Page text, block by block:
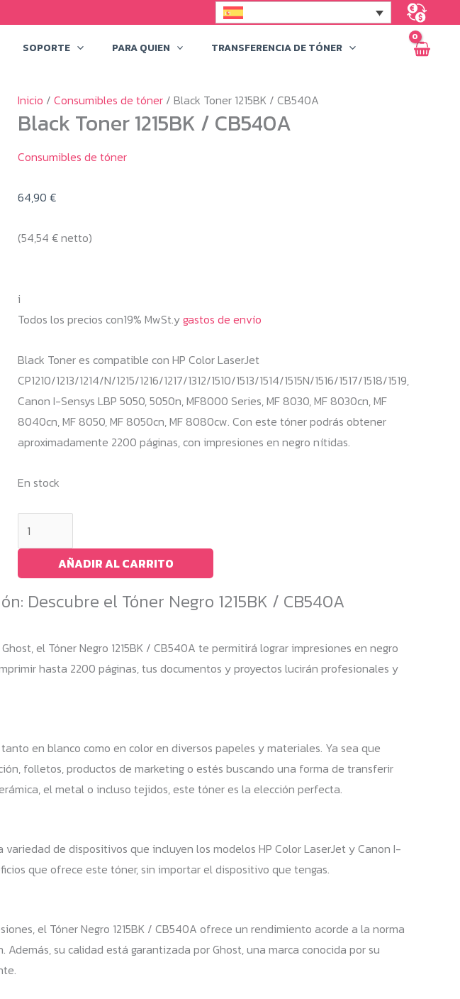
SOPORTE PARA QUIEN
TRANSFERENCIA DE TÓNER
Inicio / Consumibles de tóner / Black Toner 1215BK / CB540A
Black Toner 1215BK / CB540A
Consumibles de tóner
64,90 €
(54,54 €netto)
i
Todos los precios con19% MwSt.ygastos de envío
Black Toner es compatible con HP Color LaserJet
CP1210/1213/1214/N/1215/1216/1217/1312/1510/1513/1514/1515N/1516/1517/1518/1519,
Canon I-Sensys LBP 5050, 5050n, MF8000 Series, MF 8030, MF 8030cn, MF
8040cn, MF 8050, MF 8050cn, MF 8080cw. Con este tóner podrás obtener
aproximadamente 2200 páginas, con impresiones en negro nítidas.
En stock
/
CB540A
AÑADIR AL CARRITO
Descubre el Tóner Negro 1215BK / CB540A
el Tóner Negro 1215BK / CB540A te permitirá lograr impresiones en negro
hasta 2200 páginas, tus documentos y proyectos lucirán profesionales y
en blanco como en color en diversos papeles y materiales. Ya sea que
folletos, productos de marketing o estés buscando una forma de transferir
el metal o incluso tejidos, este tóner es la elección perfecta.
variedad de dispositivos que incluyen los modelos HP Color LaserJet y Canon I-
que ofrece este tóner, sin importar el dispositivo que tengas.
el Tóner Negro 1215BK / CB540A ofrece un rendimiento acorde a la norma
Además, su calidad está garantizada por Ghost, una marca conocida por su